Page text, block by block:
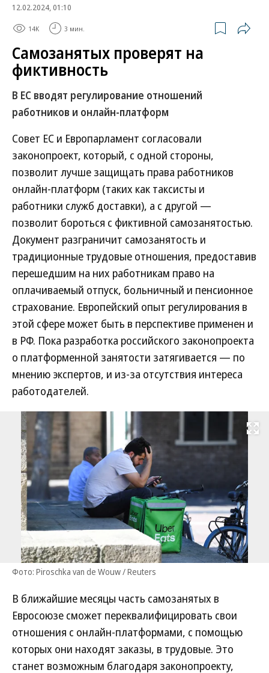
12.02.2024, 01:10
14K 3 мин.
Самозанятых проверят на
фиктивность
В ЕС вводят регулирование отношений
работников и онлайн-платформ
Совет ЕС и Европарламент согласовали
законопроект, который, с одной стороны,
позволит лучше защищать права работников
онлайн-платформ (таких как таксисты и
работники служб доставки), а с другой —
позволит бороться с фиктивной самозанятостью.
Документ разграничит самозанятость и
традиционные трудовые отношения, предоставив
перешедшим на них работникам право на
оплачиваемый отпуск, больничный и пенсионное
страхование. Европейский опыт регулирования в
этой сфере может быть в перспективе применен и
в РФ. Пока разработка российского законопроекта
о платформенной занятости затягивается — по
мнению экспертов, и из-за отсутствия интереса
работодателей.
Развернуть
Фото: Piroschka van de Wouw / Reuters
В ближайшие месяцы часть самозанятых в
Евросоюзе сможет переквалифицировать свои
отношения с онлайн-платформами, с помощью
которых они находят заказы, в трудовые. Это
станет возможным благодаря законопроекту,